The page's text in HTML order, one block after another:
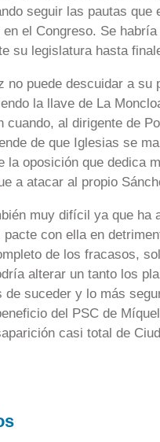
seguir las pautas que
el Congreso. Se
su legislatura hasta
no puede descuidar a
la llave de La
al dirigente de
de que Iglesias se
la oposición que dedica
a atacar al propio
muy difícil ya que
pacte con ella en
de los fracasos,
alterar un tanto los
de suceder y lo más
del PSC de
casi total de